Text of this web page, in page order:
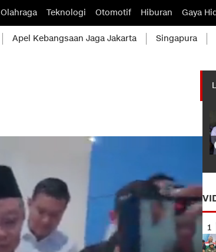
Olahraga Teknologi Otomotif Hiburan Gaya
Apel Kebangsaan Jaga Jakarta Singapura
1